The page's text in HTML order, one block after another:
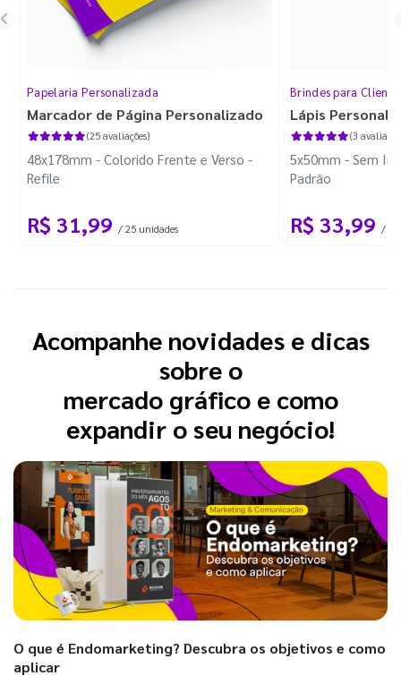
Papelaria Personalizada
Marcador de Página Personalizado
(25 avaliações)
48x178mm - Colorido Frente e Verso -
Refile
R$ 31,99 / 25 unidades
Brindes para
Lápis
(3
5x50mm - Sem
Padrão
R$ 33,99 / 10
Acompanhe novidades e dicas
sobre o
mercado gráfico e como
expandir o seu negócio!
O que é Endomarketing? Descubra os objetivos e como
aplicar